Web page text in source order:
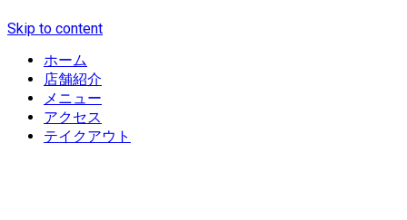
Skip to content
ホーム
店舗紹介
メニュー
アクセス
テイクアウト